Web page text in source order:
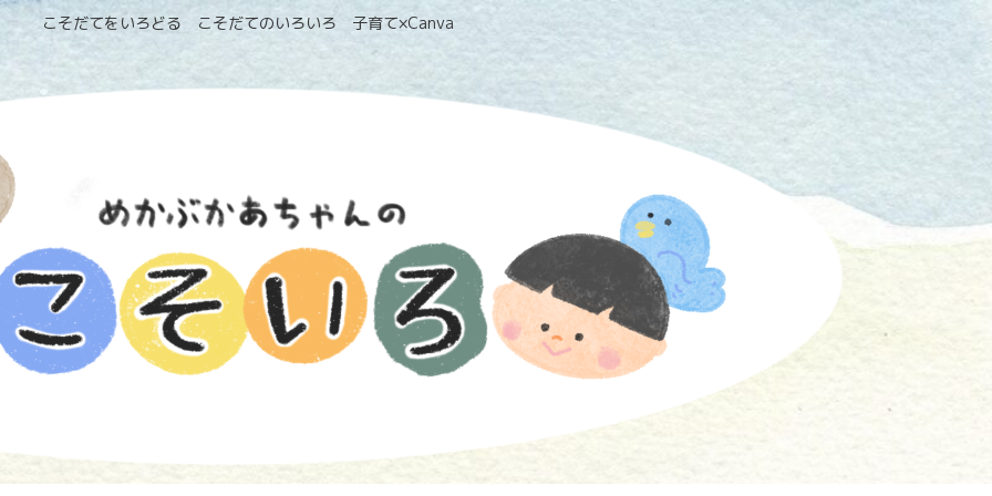
こそだてをいろどる こそだてのいろいろ 子育て×Canva